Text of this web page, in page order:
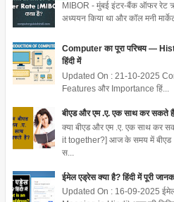
MIBOR - मुंबई इंटर-बैंक ऑफर रेट
अध्ययन किया था और कॉल मनी
Computer का पूरा परिचय —
हिंदी में
Updated On : 21-10-2025
Features और Importance हिं...
बीएड और एम .ए. एक साथ कर सकते
क्या बीएड और एम .ए. एक साथ कर
it together?] आज के समय में बीएड
स...
ईमेल एड्रेस क्या है? हिंदी में पूरी
Updated On : 16-09-2025